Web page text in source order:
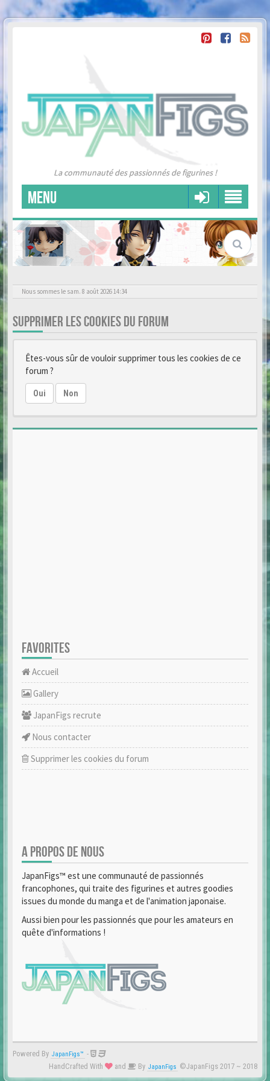
La communauté des passionnés de figurines !
MENU
Nous sommes le sam. 8 août 2026 14:34
SUPPRIMER LES COOKIES DU FORUM
Êtes-vous sûr de vouloir supprimer tous les cookies de ce
forum ?
Oui Non
FAVORITES
Accueil
Gallery
JapanFigs recrute
Nous contacter
Supprimer les cookies du forum
A PROPOS DE NOUS
JapanFigs™ est une communauté de passionnés
francophones, qui traite des figurines et autres goodies
issues du monde du manga et de l'animation japonaise.
Aussi bien pour les passionnés que pour les amateurs en
quête d'informations !
Powered By JapanFigs™ -
HandCrafted With
and By JapanFigs ©JapanFigs 2017 ~ 2018